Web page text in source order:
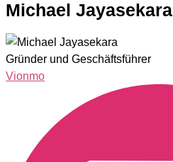
Michael Jayasekara
Gründer und Geschäftsführer
Vionmo